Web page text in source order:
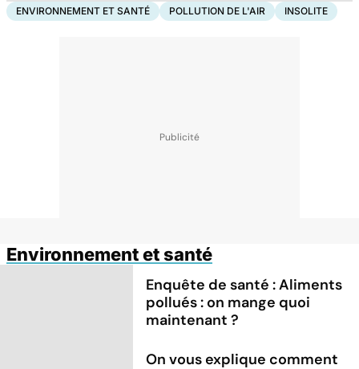
ENVIRONNEMENT ET SANTÉ POLLUTION DE L'AIR INSOLITE
Environnement et santé
Enquête de santé : Aliments
pollués : on mange quoi
maintenant ?
On vous explique comment